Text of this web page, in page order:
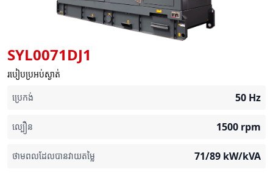
SYL0071DJ1
របៀបប្រអប់ស្ងាត់
ប្រេកង់
50 Hz
ល្បឿន 1500 rpm
ថាមពលដែលបានវាយតម្លៃ 71/89 kW/kVA